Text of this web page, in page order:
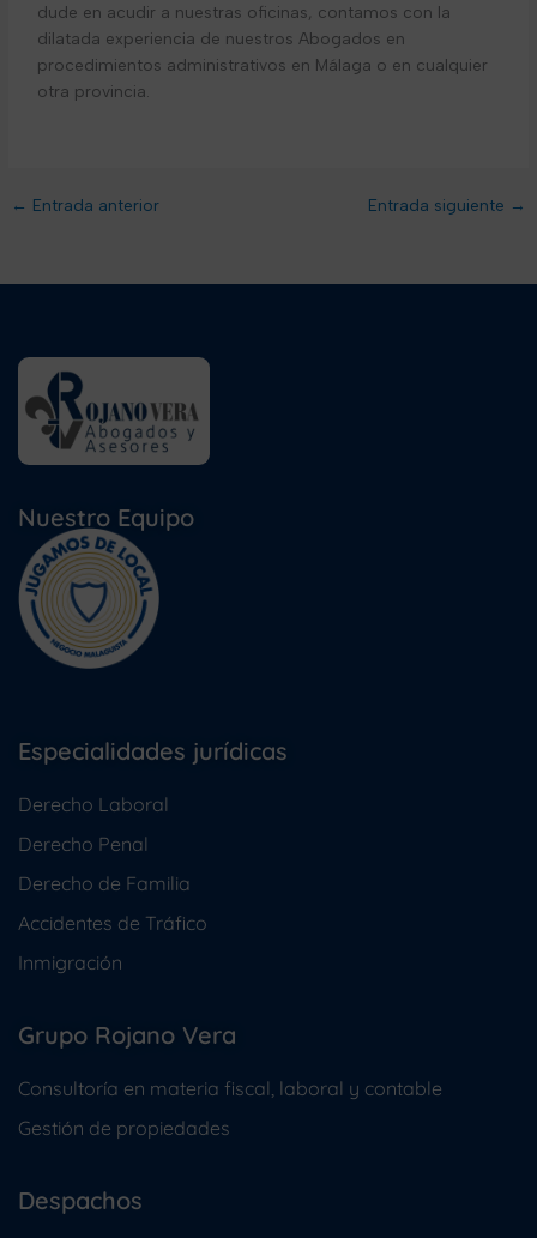
dude en acudir a nuestras oficinas, contamos con la
dilatada experiencia de nuestros Abogados en
procedimientos administrativos en Málaga o en cualquier
otra provincia.
← Entrada anterior Entrada siguiente →
Nuestro Equipo
Especialidades jurídicas
Derecho Laboral
Derecho Penal
Derecho de Familia
Accidentes de Tráfico
Inmigración
Grupo Rojano Vera
Consultoría en materia fiscal, laboral y contable
Gestión de propiedades
Despachos